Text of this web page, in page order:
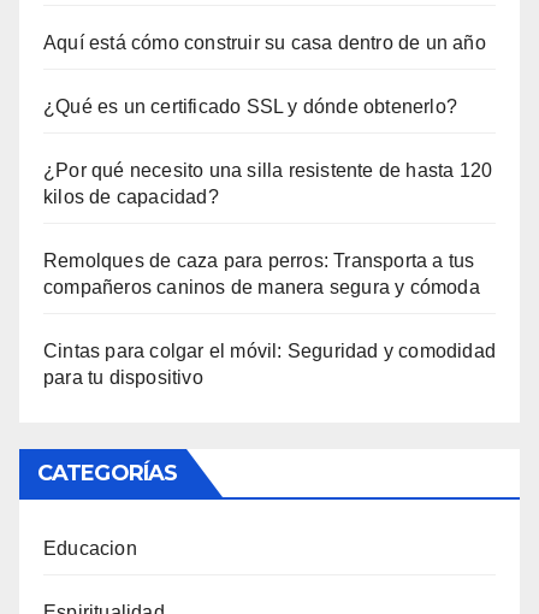
Aquí está cómo construir su casa dentro de un año
¿Qué es un certificado SSL y dónde obtenerlo?
¿Por qué necesito una silla resistente de hasta 120
kilos de capacidad?
Remolques de caza para perros: Transporta a tus
compañeros caninos de manera segura y cómoda
Cintas para colgar el móvil: Seguridad y comodidad
para tu dispositivo
CATEGORÍAS
Educacion